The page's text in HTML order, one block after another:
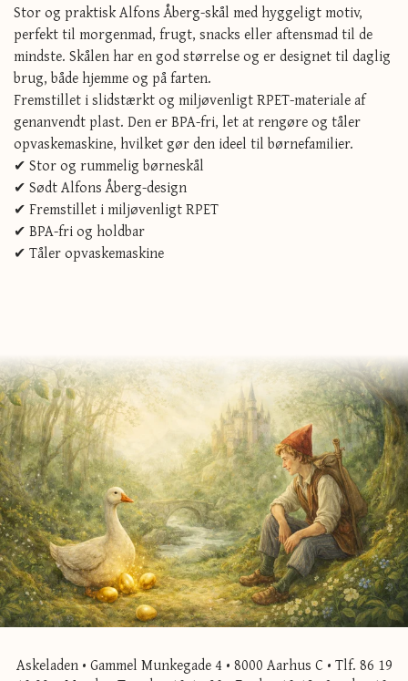
Stor og praktisk Alfons Åberg-skål med hyggeligt motiv,
perfekt til morgenmad, frugt, snacks eller aftensmad til de
mindste. Skålen har en god størrelse og er designet til daglig
brug, både hjemme og på farten.
Fremstillet i slidstærkt og miljøvenligt RPET-materiale af
genanvendt plast. Den er BPA-fri, let at rengøre og tåler
opvaskemaskine, hvilket gør den ideel til børnefamilier.
✔ Stor og rummelig børneskål
✔ Sødt Alfons Åberg-design
✔ Fremstillet i miljøvenligt RPET
✔ BPA-fri og holdbar
✔ Tåler opvaskemaskine
Askeladen • Gammel Munkegade 4 • 8000 Aarhus C • Tlf. 86 19